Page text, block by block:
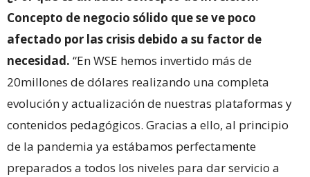
Concepto de negocio sólido que se ve poco
afectado por las crisis debido a su factor de
necesidad. “En WSE hemos invertido más de
20millones de dólares realizando una completa
evolución y actualización de nuestras plataformas y
contenidos pedagógicos. Gracias a ello, al principio
de la pandemia ya estábamos perfectamente
preparados a todos los niveles para dar servicio a